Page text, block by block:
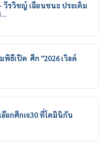
รวิชญ์ เฉือนชนะ ประเดิม
…
พิธีเปิด ศึก "2026 เวิลด์
อกศึกเจ30 ที่โดมินิกัน